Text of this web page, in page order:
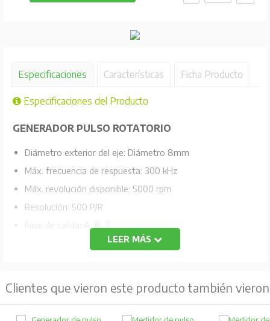
Especificaciones Características Ficha Producto
Especificaciones del Producto
GENERADOR PULSO ROTATORIO
Diámetro exterior del eje: Diámetro 8mm
Máx. frecuencia de respuesta: 300 kHz
Máx. revolución disponible: 5000 rpm
Resolución: 500 P/R
Fase de salida: A, B, Z
Salida de control: Totem pole
LEER MÁS
Clientes que vieron este producto también vieron